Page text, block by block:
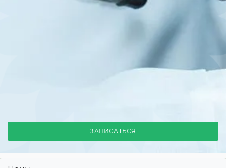
ЗАПИСАТЬСЯ